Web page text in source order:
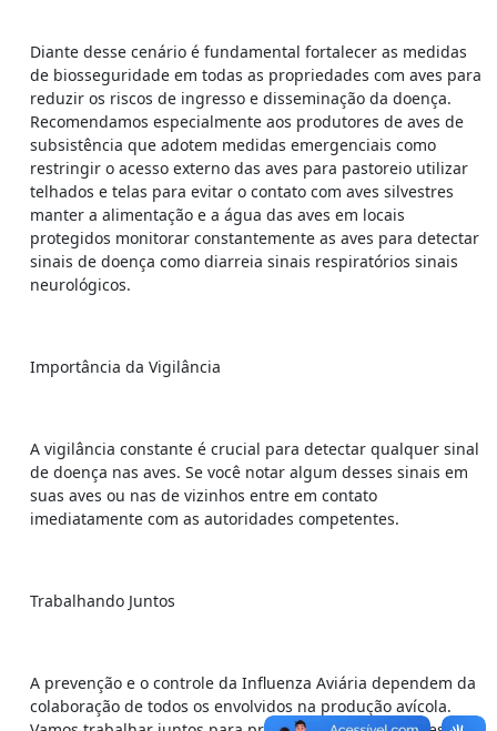
Diante desse cenário é fundamental fortalecer as medidas
de biosseguridade em todas as propriedades com aves para
reduzir os riscos de ingresso e disseminação da doença.
Recomendamos especialmente aos produtores de aves de
subsistência que adotem medidas emergenciais como
restringir o acesso externo das aves para pastoreio utilizar
telhados e telas para evitar o contato com aves silvestres
manter a alimentação e a água das aves em locais
protegidos monitorar constantemente as aves para detectar
sinais de doença como diarreia sinais respiratórios sinais
neurológicos.
Importância da Vigilância
A vigilância constante é crucial para detectar qualquer sinal
de doença nas aves. Se você notar algum desses sinais em
suas aves ou nas de vizinhos entre em contato
imediatamente com as autoridades competentes.
Trabalhando Juntos
A prevenção e o controle da Influenza Aviária dependem da
colaboração de todos os envolvidos na produção avícola.